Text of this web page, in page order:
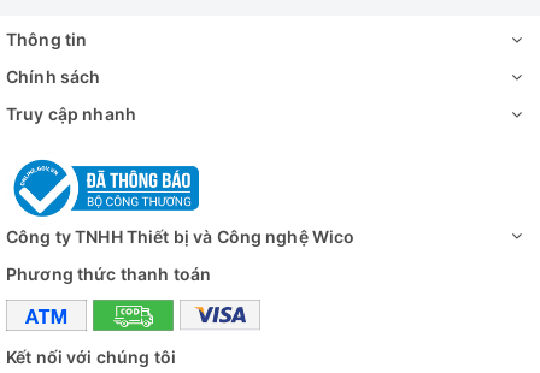
Thông tin
Chính sách
Truy cập nhanh
Công ty TNHH Thiết bị và Công nghệ Wico
Phương thức thanh toán
Kết nối với chúng tôi